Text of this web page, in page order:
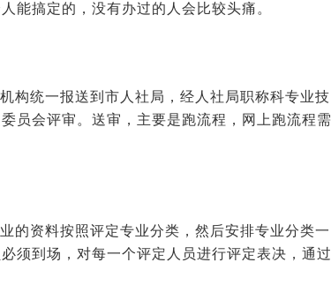
能搞定的，没有办过的人会比较头痛。
构统一报送到市人社局，经人社局职称科专业技
员会评审。送审，主要是跑流程，网上跑流程需
的资料按照评定专业分类，然后安排专业分类一
须到场，对每一个评定人员进行评定表决，通过